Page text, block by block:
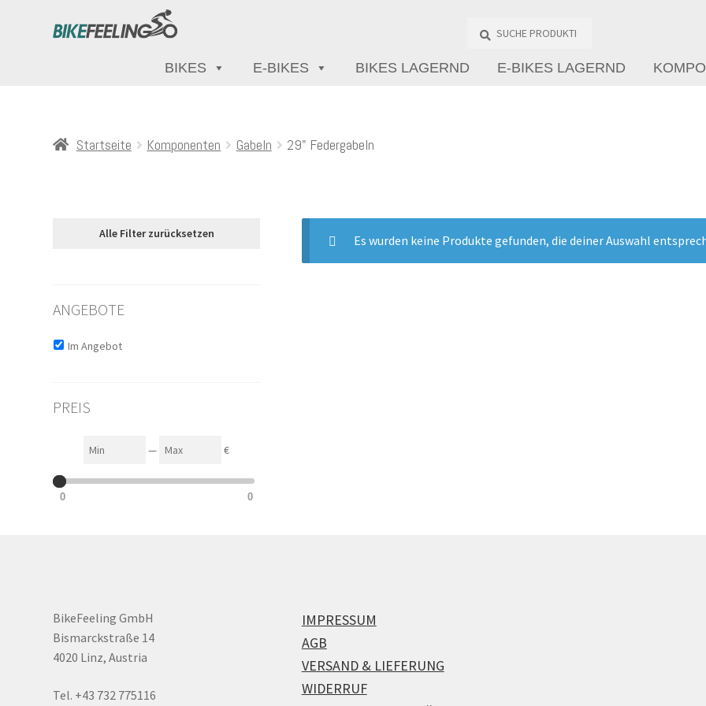
Produkte
BIKES E-BIKES BIKES LAGERND E-BIKES LAGERND
Startseite Komponenten Gabeln 29" Federgabeln
Es wurden keine Produkte gefunden, die deiner Auswahl
Alle Filter zurücksetzen
ANGEBOTE
Im Angebot
PREIS
Min — Max €
0 0
BikeFeeling GmbH
Bismarckstraße 14
4020 Linz, Austria
Tel. +43 732 775116
IMPRESSUM
AGB
VERSAND & LIEFERUNG
WIDERRUF